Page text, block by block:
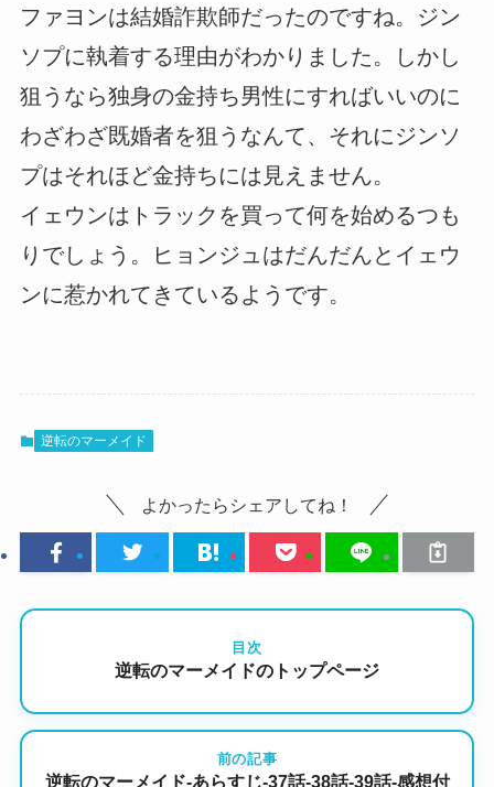
ファヨンは結婚詐欺師だったのですね。ジン
ソプに執着する理由がわかりました。しかし
狙うなら独身の金持ち男性にすればいいのに
わざわざ既婚者を狙うなんて、それにジンソ
プはそれほど金持ちには見えません。
イェウンはトラックを買って何を始めるつも
りでしょう。ヒョンジュはだんだんとイェウ
ンに惹かれてきているようです。
逆転のマーメイド
よかったらシェアしてね！
目次
逆転のマーメイドのトップページ
前の記事
逆転のマーメイド-あらすじ-37話-38話-39話-感想付